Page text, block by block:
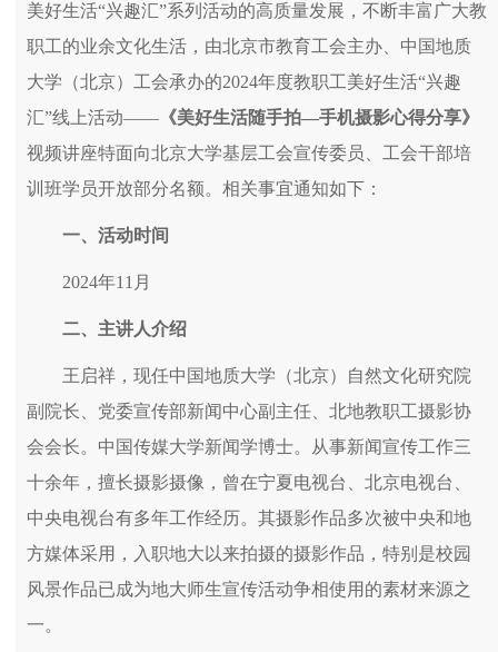
美好生活“兴趣汇”系列活动的高质量发展，不断丰富广大教
职工的业余文化生活，由北京市教育工会主办、中国地质
大学（北京）工会承办的2024年度教职工美好生活“兴趣
汇”线上活动—— 《美好生活随手拍—手机摄影心得分享》
视频讲座特面向北京大学基层工会宣传委员、工会干部培
训班学员开放部分名额。相关事宜通知如下：
一、活动时间
2024年11月
二、主讲人介绍
王启祥，现任中国地质大学（北京）自然文化研究院
副院长、党委宣传部新闻中心副主任、北地教职工摄影协
会会长。中国传媒大学新闻学博士。从事新闻宣传工作三
十余年，擅长摄影摄像，曾在宁夏电视台、北京电视台、
中央电视台有多年工作经历。其摄影作品多次被中央和地
方媒体采用，入职地大以来拍摄的摄影作品，特别是校园
风景作品已成为地大师生宣传活动争相使用的素材来源之
一。